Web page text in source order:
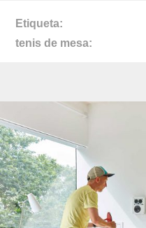
Etiqueta
tenis de mesa